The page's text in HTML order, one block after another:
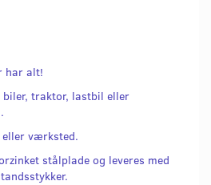
har alt!
traktor, lastbil eller
eller værksted.
stålplade og leveres med